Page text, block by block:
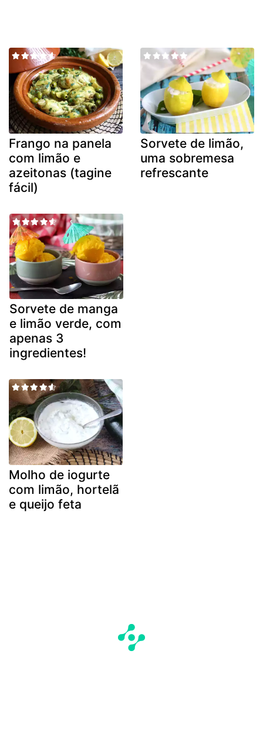
Frango na panela
com limão e
azeitonas (tagine
fácil)
Sorvete de limão,
uma sobremesa
refrescante
Sorvete de manga
e limão verde, com
apenas 3
ingredientes!
Molho de iogurte
com limão, hortelã
e queijo feta